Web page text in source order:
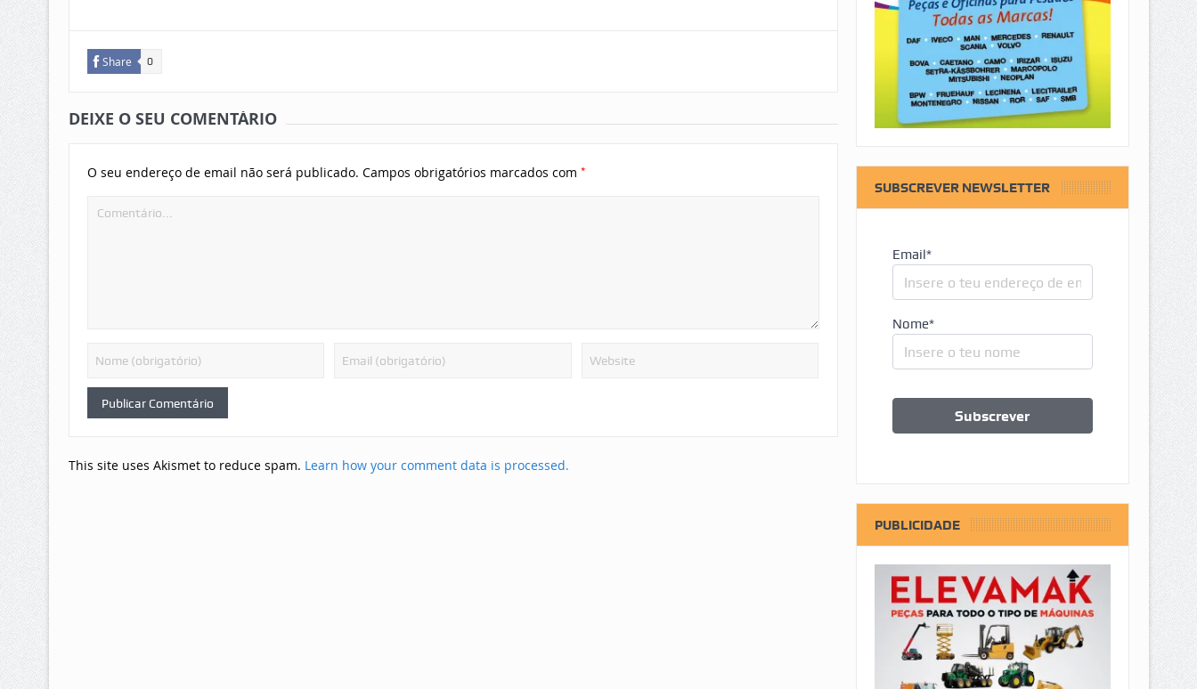
Share 0
DEIXE O SEU COMENTÁRIO
O seu endereço de email não será publicado. Campos obrigatórios marcados com *
This site uses Akismet to reduce spam. Learn how your comment data is processed.
SUBSCREVER NEWSLETTER
Email*
Nome*
PUBLICIDADE